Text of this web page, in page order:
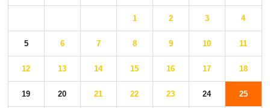
1 2 3 4
5 6 7 8 9 10 11
12 13 14 15 16 17 18
19 20 21 22 23 24 25